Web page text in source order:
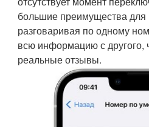
большие преимущества для
разговаривая по одному
всю информацию с другого,
реальные отзывы.